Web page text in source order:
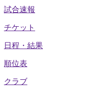
試合速報
チケット
日程・結果
順位表
クラブ